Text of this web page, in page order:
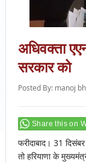
अधिवक्ता
सरकार को
Posted By: manoj
Share this on
फरीदाबाद। 31
तो हरियाणा के